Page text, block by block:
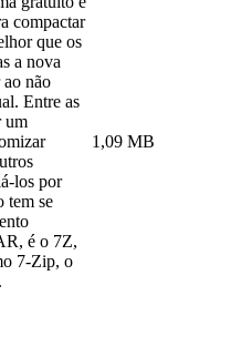
compactar
que os
a nova
ao não
Entre as
um
los por
tem se
é o 7Z,
7-Zip, o
1,09 MB